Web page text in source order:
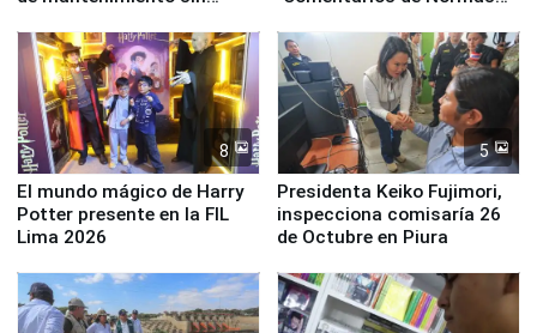
la UGEL 2
Derecho Colectivo"
8
El mundo mágico de Harry
Potter presente en la FIL
Lima 2026
5
Presidenta Keiko Fujimori,
inspecciona comisaría 26
de Octubre en Piura